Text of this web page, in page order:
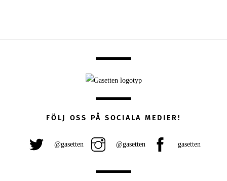
FÖLJ OSS PÅ SOCIALA MEDIER!
@gasetten @gasetten gasetten